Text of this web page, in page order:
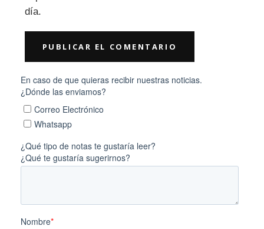
día.